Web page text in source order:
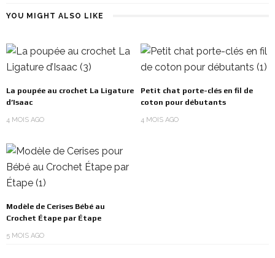
YOU MIGHT ALSO LIKE
La poupée au crochet La Ligature
d’Isaac
4 MOIS AGO
Petit chat porte-clés en fil de
coton pour débutants
4 MOIS AGO
Modèle de Cerises Bébé au
Crochet Étape par Étape
5 MOIS AGO